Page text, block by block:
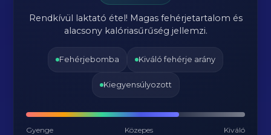
Rendkívül laktató étel! Magas fehérjetartalom és
alacsony kalóriasűrűség jellemzi.
Fehérjebomba Kiváló fehérje arány
Kiegyensúlyozott
Gyenge Közepes Kiváló